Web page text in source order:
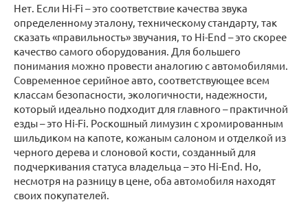
Нет. Если Hi-Fi – это соответствие качества звука
определенному эталону, техническому стандарту, так
сказать «правильность» звучания, то Hi-End – это скорее
качество самого оборудования. Для большего
понимания можно провести аналогию с автомобилями.
Современное серийное авто, соответствующее всем
классам безопасности, экологичности, надежности,
который идеально подходит для главного – практичной
езды – это Hi-Fi. Роскошный лимузин с хромированным
шильдиком на капоте, кожаным салоном и отделкой из
черного дерева и слоновой кости, созданный для
подчеркивания статуса владельца – это Hi-End. Но,
несмотря на разницу в цене, оба автомобиля находят
своих покупателей.